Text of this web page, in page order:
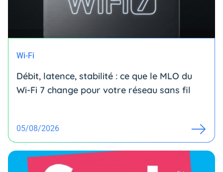
Wi-Fi
Débit, latence, stabilité : ce que le MLO du
Wi-Fi 7 change pour votre réseau sans fil
05/08/2026